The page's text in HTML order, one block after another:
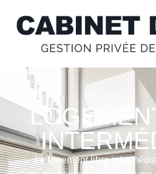
Le logement libre